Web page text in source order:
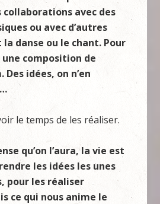
collaborations avec des
ou avec d’autres
danse ou le chant. Pour
une composition de
idées, on n’en
le temps de les réaliser.
qu’on l’aura, la vie est
les idées les unes
pour les réaliser
ce qui nous anime le